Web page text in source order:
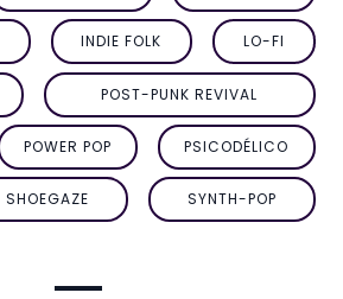
INDIE FOLK LO-FI
POST-PUNK REVIVAL
POWER POP PSICODÉLICO
SHOEGAZE SYNTH-POP